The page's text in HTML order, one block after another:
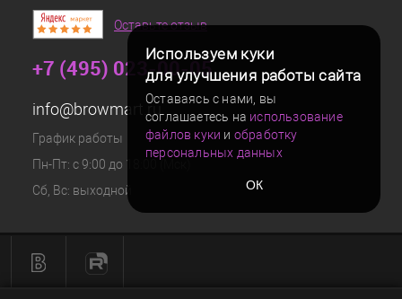
Используем куки
для улучшения работы сайта
Оставаясь с нами, вы
соглашаетесь на использование
файлов куки и обработку
персональных данных
ОК
Оставьте отзыв
+7 (495) 023-00-05
info@browmart.ru
График работы
Пн-Пт: с 9:00 до 18:00 (Мск)
Сб, Вс: выходной